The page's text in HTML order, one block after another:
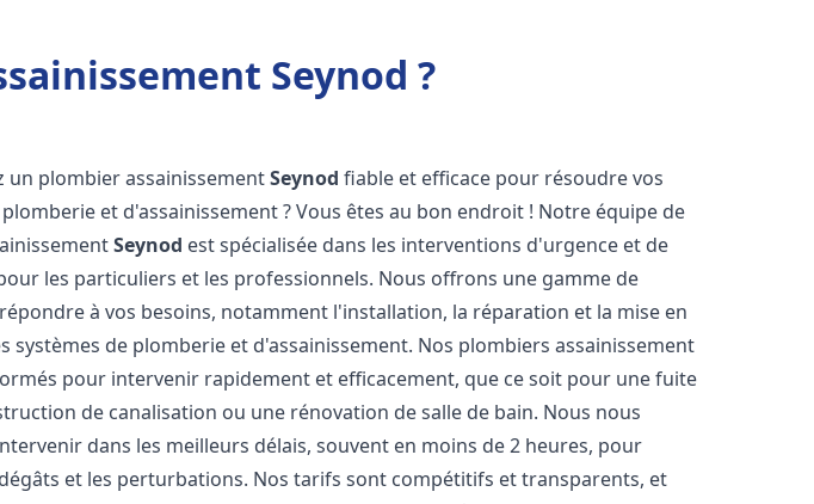
Seynod ?
un plombier assainissementSeynod fiable et efficace pour résoudre vos
et d'assainissement ? Vous êtes au bon endroit ! Notre équipe de
Seynod est spécialisée dans les interventions d'urgence et de
les particuliers et les professionnels. Nous offrons une gamme de
à vos besoins, notamment l'installation, la réparation et la mise en
systèmes de plomberie et d'assainissement. Nos plombiers assainissement
pour intervenir rapidement et efficacement, que ce soit pour une fuite
de canalisation ou une rénovation de salle de bain. Nous nous
dans les meilleurs délais, souvent en moins de 2 heures, pour
et les perturbations. Nos tarifs sont compétitifs et transparents, et